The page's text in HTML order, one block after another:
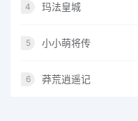
4 玛法皇城
5 小小萌将传
6 莽荒逍遥记